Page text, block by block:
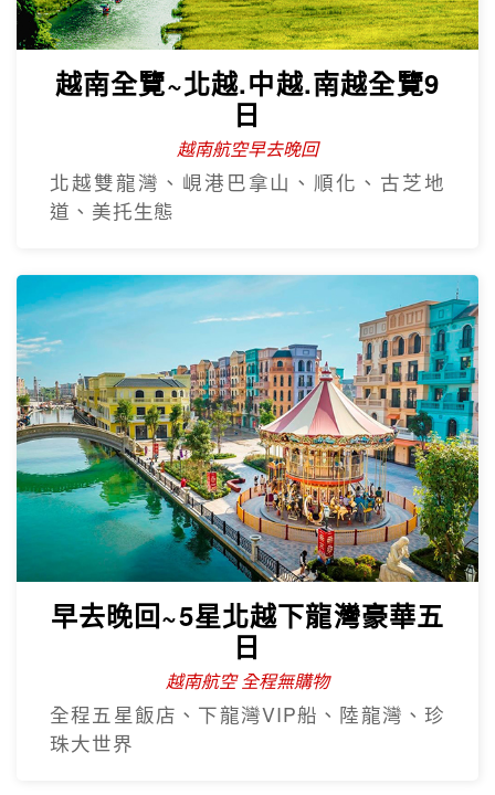
越南全覽~北越.中越.南越全覽9
日
越南航空早去晚回
北越雙龍灣、峴港巴拿山、順化、古芝地
道、美托生態
早去晚回~5星北越下龍灣豪華五
日
越南航空 全程無購物
全程五星飯店、下龍灣VIP船、陸龍灣、珍
珠大世界